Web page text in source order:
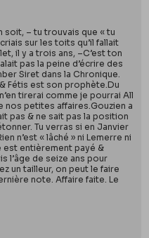
soit, – tu trouvais que « tu
sur les toits qu’il fallait
il y a trois ans, –C’est ton
pas la peine d’écrire des
Siret dans la Chronique.
Fétis est son prophète.Du
tirerai comme je pourrai All
nos petites affaires.Gouzien a
pas & ne sait pas la position
Tu verras si en Janvier
n’est « lâché » ni Lemerre ni
est entièrement payé &
l’âge de seize ans pour
un tailleur, on peut le faire
note. Affaire faite. Le